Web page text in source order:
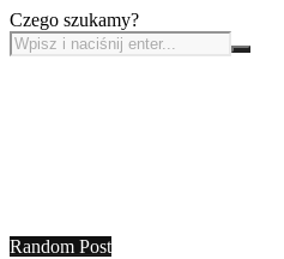
Czego szukamy?
Random Post